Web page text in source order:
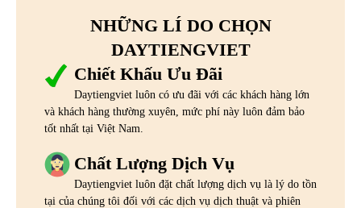
NHỮNG LÍ DO CHỌN
DAYTIENGVIET
Chiết Khấu Ưu Đãi
Daytiengviet luôn có ưu đãi với các khách hàng lớn
và khách hàng thường xuyên, mức phí này luôn đảm bảo
tốt nhất tại Việt Nam.
Chất Lượng Dịch Vụ
Daytiengviet luôn đặt chất lượng dịch vụ là lý do tồn
tại của chúng tôi đối với các dịch vụ dịch thuật và phiên